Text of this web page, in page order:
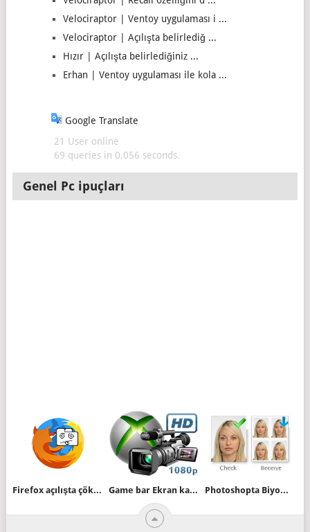
Velociraptor | Ventoy uygulaması i ...
Velociraptor | Açılışta belirlediğ ...
Hızır | Açılışta belirlediğiniz ...
Erhan | Ventoy uygulaması ile kola ...
Google Translate
21 User online
69 queries in 0,056 seconds.
Genel Pc ipuçları
Firefox açılışta çöküyor sorununa çözüm Game bar Ekran kaydı kalitesi nasıl arttırılır Photoshopta Biyometrik Fotoğraf oluşturalım